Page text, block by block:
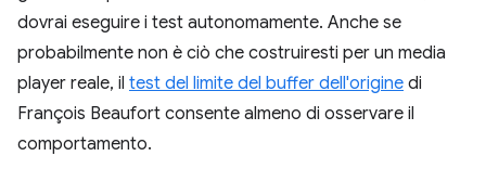
dovrai eseguire i test autonomamente. Anche se
probabilmente non è ciò che costruiresti per un media
player reale, il test del limite del buffer dell'origine di
François Beaufort consente almeno di osservare il
comportamento.